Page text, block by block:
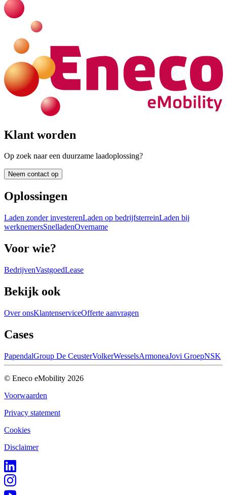
Klant worden
Op zoek naar een duurzame laadoplossing?
Neem contact op
Oplossingen
Laden zonder investerenLaden op bedrijfsterreinLaden bij
werknemersSnelladenOvername
Voor wie?
BedrijvenVastgoedLease
Bekijk ook
Over onsKlantenserviceOfferte aanvragen
Cases
PapendalGroup De CeusterVolkerWesselsArmoneaJovi GroepNSK
© Eneco eMobility 2026
Voorwaarden
Privacy statement
Cookies
Disclaimer